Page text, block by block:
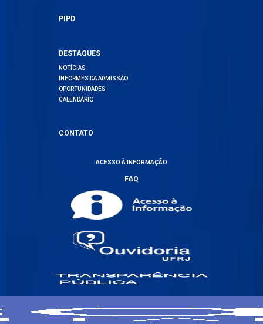
PIPD
DESTAQUES
NOTÍCIAS
INFORMES DA ADMISSÃO
OPORTUNIDADES
CALENDÁRIO
CONTATO
ACESSO À INFORMAÇÃO
FAQ